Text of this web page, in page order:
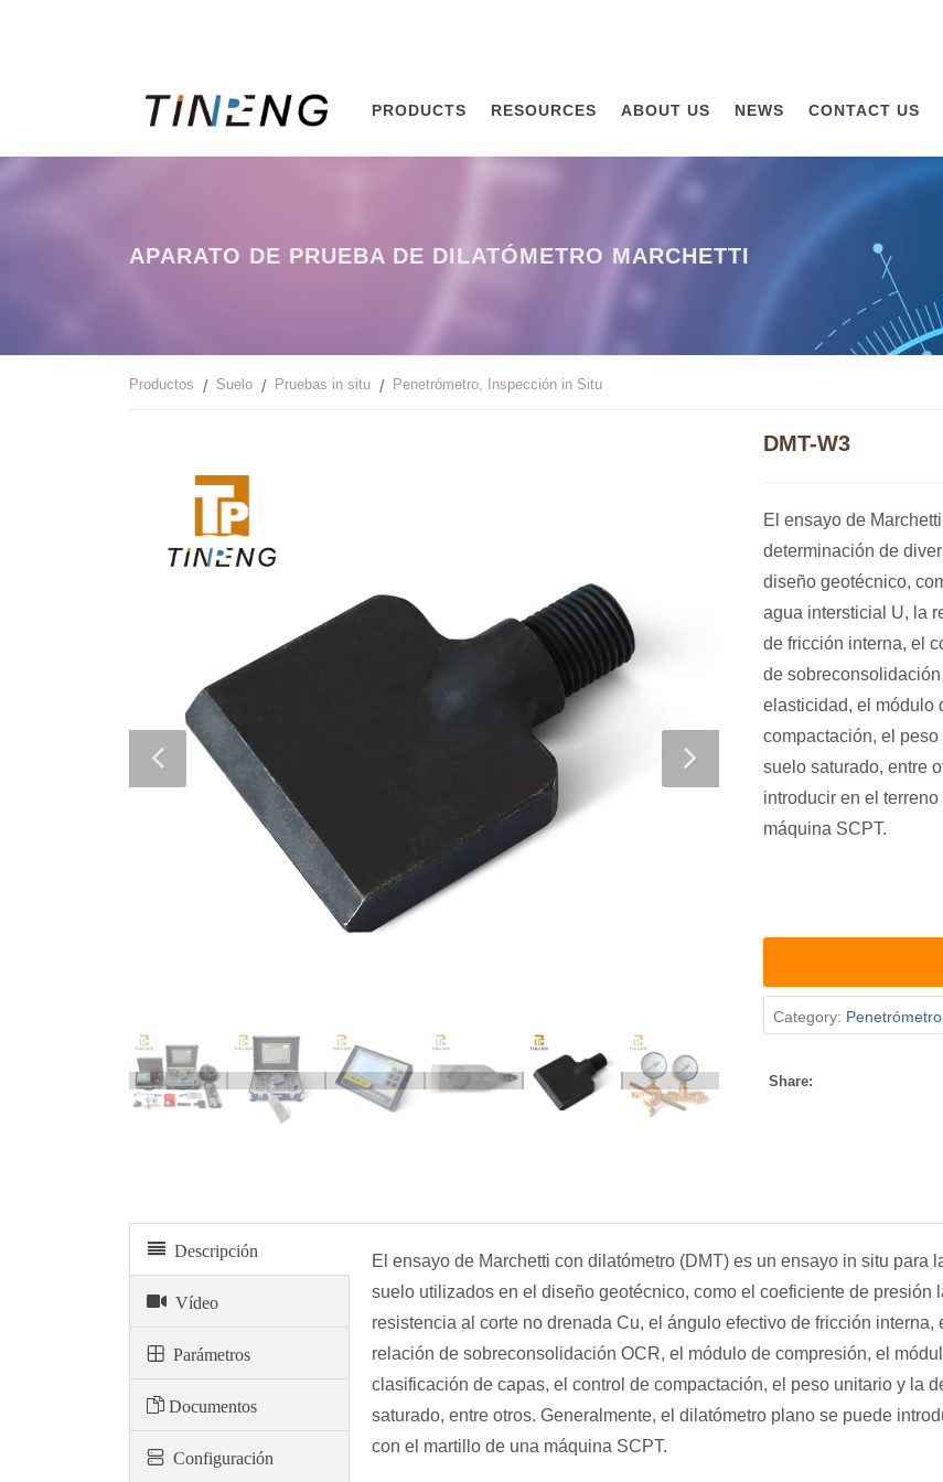
PRODUCTS RESOURCES ABOUT US NEWS CONTACT US
APARATO DE PRUEBA DE DILATÓMETRO MARCHETTI
Productos Suelo Pruebas in situ Penetrómetro, Inspección in Situ
DMT-W3
El ensayo de
determinación de
diseño geotécnico,
agua intersticial U, la
de fricción interna, el
de
elasticidad, el módulo
compactación, el
suelo saturado, entre
introducir en el
máquina SCPT.
Category:
Share:
Descripción
Vídeo
Parámetros
Documentos
Configuración
El ensayo de Marchetti con dilatómetro (DMT) es un ensayo in situ para
suelo utilizados en el diseño geotécnico, como el coeficiente de presión
resistencia al corte no drenada Cu, el ángulo efectivo de fricción
relación de sobreconsolidación OCR, el módulo de compresión, el
clasificación de capas, el control de compactación, el peso unitario y la
saturado, entre otros. Generalmente, el dilatómetro plano se puede
con el martillo de una máquina SCPT.